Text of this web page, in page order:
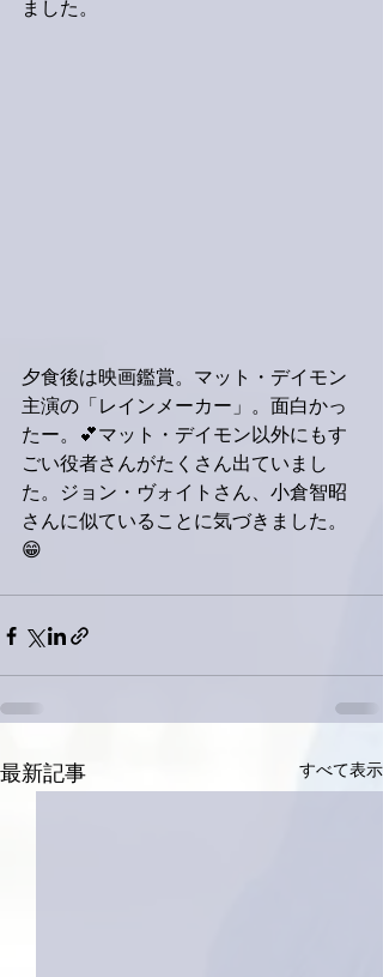
ました。
夕食後は映画鑑賞。マット・デイモン
主演の「レインメーカー」。面白かっ
たー。💕マット・デイモン以外にもす
ごい役者さんがたくさん出ていまし
た。ジョン・ヴォイトさん、小倉智昭
さんに似ていることに気づきました。
😁
最新記事 すべて表示